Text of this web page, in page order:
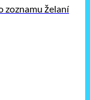
zoznamu želaní